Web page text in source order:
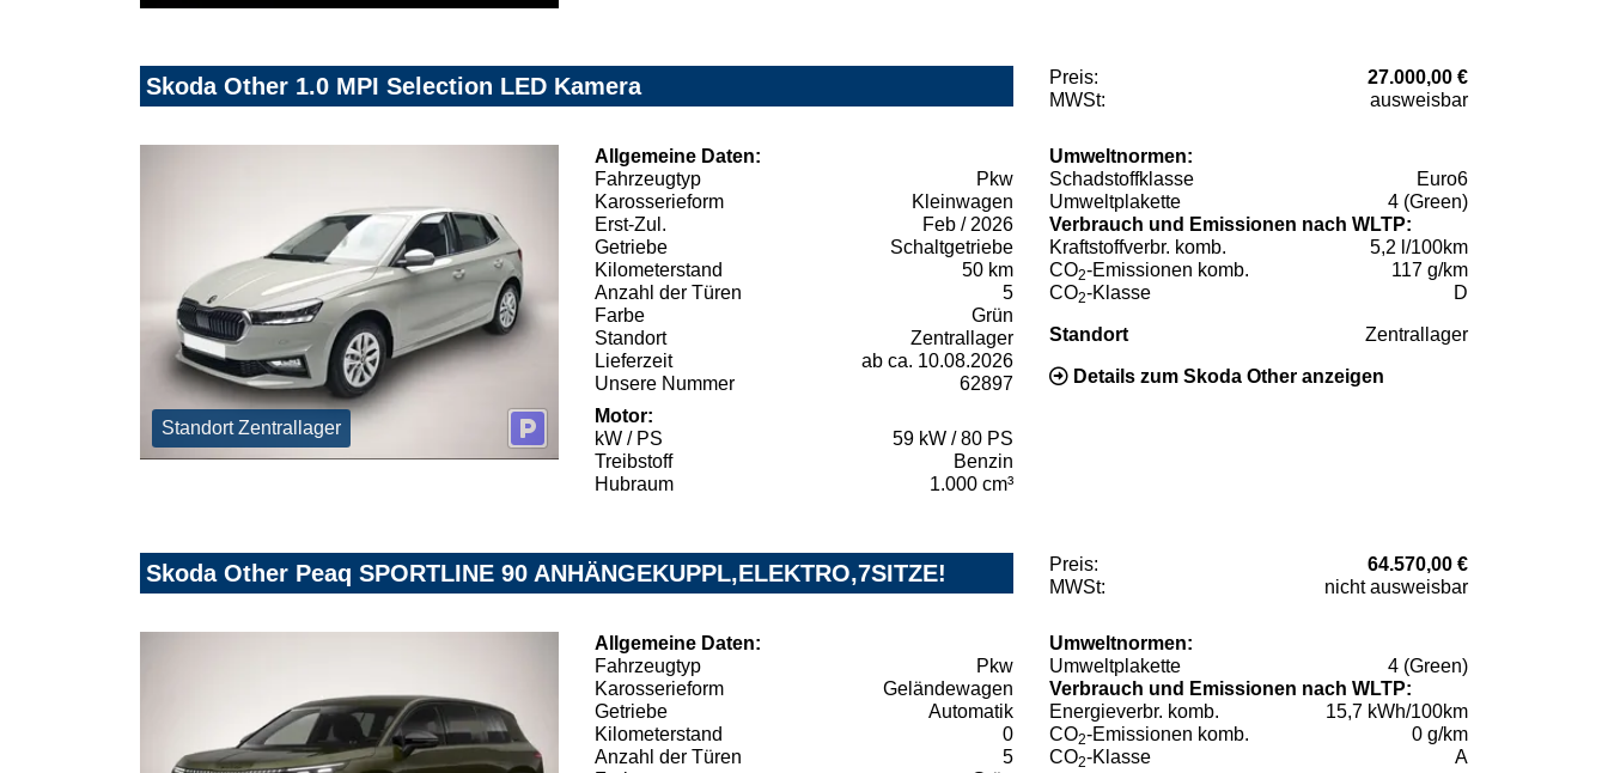
Skoda Other 1.0 MPI Selection LED Kamera Preis:
27.000,00 €
MWSt:
ausweisbar
Standort Zentrallager
Allgemeine Daten:
Fahrzeugtyp
Pkw
Karosserieform
Kleinwagen
Erst-Zul.
Feb / 2026
Getriebe
Schaltgetriebe
Kilometerstand
50 km
Anzahl der Türen
5
Farbe
Grün
Standort
Zentrallager
Lieferzeit
ab ca. 10.08.2026
Unsere Nummer
62897
Motor:
kW / PS
59 kW / 80 PS
Treibstoff
Benzin
Hubraum
1.000 cm³
Umweltnormen:
Schadstoffklasse
Euro6
Umweltplakette
4 (Green)
Verbrauch und Emissionen nach WLTP:
Kraftstoffverbr. komb.
5,2 l/100km
CO2-Emissionen komb.
117 g/km
CO2-Klasse D
Standort Zentrallager
Details zum Skoda Other anzeigen
Skoda Other Peaq SPORTLINE 90 ANHÄNGEKUPPL,ELEKTRO,7SITZE! Preis:
64.570,00 €
MWSt:
nicht ausweisbar
Allgemeine Daten:
Fahrzeugtyp
Pkw
Karosserieform
Geländewagen
Getriebe
Automatik
Kilometerstand
0
Anzahl der Türen
5
Umweltnormen:
Umweltplakette
4 (Green)
Verbrauch und Emissionen nach WLTP:
Energieverbr. komb.
15,7 kWh/100km
CO2-Emissionen komb.
0 g/km
CO2-Klasse A